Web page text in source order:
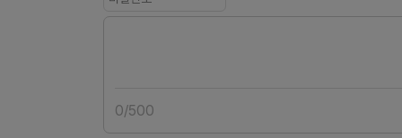
0/500